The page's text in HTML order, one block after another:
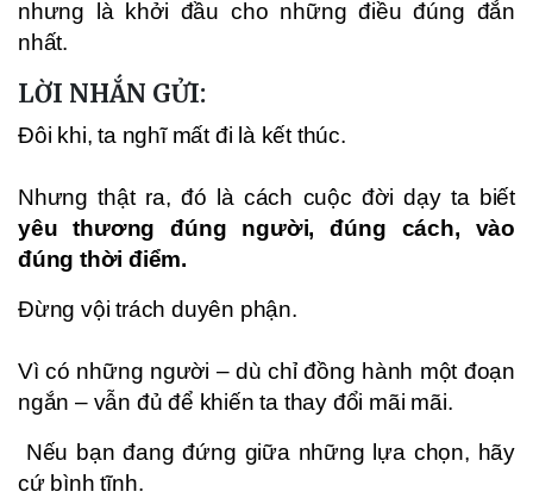
nhưng là khởi đầu cho những điều đúng đắn
nhất.
LỜI NHẮN GỬI:
Đôi khi, ta nghĩ mất đi là kết thúc.
Nhưng thật ra, đó là cách cuộc đời dạy ta biết
yêu thương đúng người, đúng cách, vào
đúng thời điểm.
Đừng vội trách duyên phận.
Vì có những người – dù chỉ đồng hành một đoạn
ngắn – vẫn đủ để khiến ta thay đổi mãi mãi.
Nếu bạn đang đứng giữa những lựa chọn, hãy
cứ bình tĩnh.